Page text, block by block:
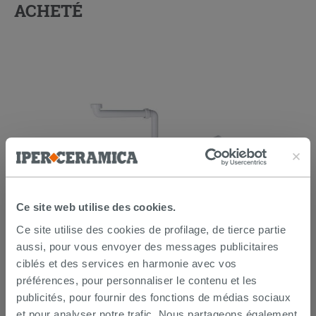
Ce site web utilise des cookies.
Ce site utilise des cookies de profilage, de tierce partie
aussi, pour vous envoyer des messages publicitaires
ciblés et des services en harmonie avec vos
préférences, pour personnaliser le contenu et les
publicités, pour fournir des fonctions de médias sociaux
ACHETÉ
Siphon sous lavabo gain de place en
12,90 € /PC